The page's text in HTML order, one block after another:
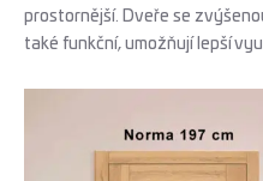
prostornější. Dveře se
také funkční, umožňují lepší